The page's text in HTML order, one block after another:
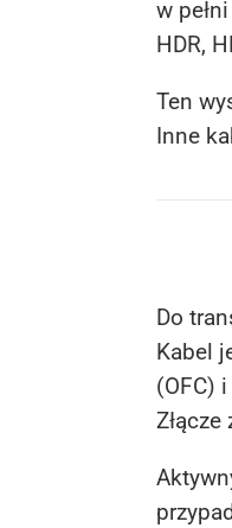
w
HDR,
Ten
Inne
Do
Kabel
(OFC)